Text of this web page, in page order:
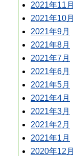
2021年11月
2021年10月
2021年9月
2021年8月
2021年7月
2021年6月
2021年5月
2021年4月
2021年3月
2021年2月
2021年1月
2020年12月